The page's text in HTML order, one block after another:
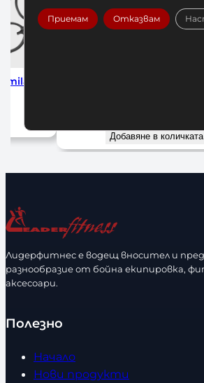
Добавяне в количката
Лидерфитнес е водещ вносител и
разнообразие от бойна екипировка,
аксесоари.
Полезно
Начало
Нови продукти
Приемам Отказвам